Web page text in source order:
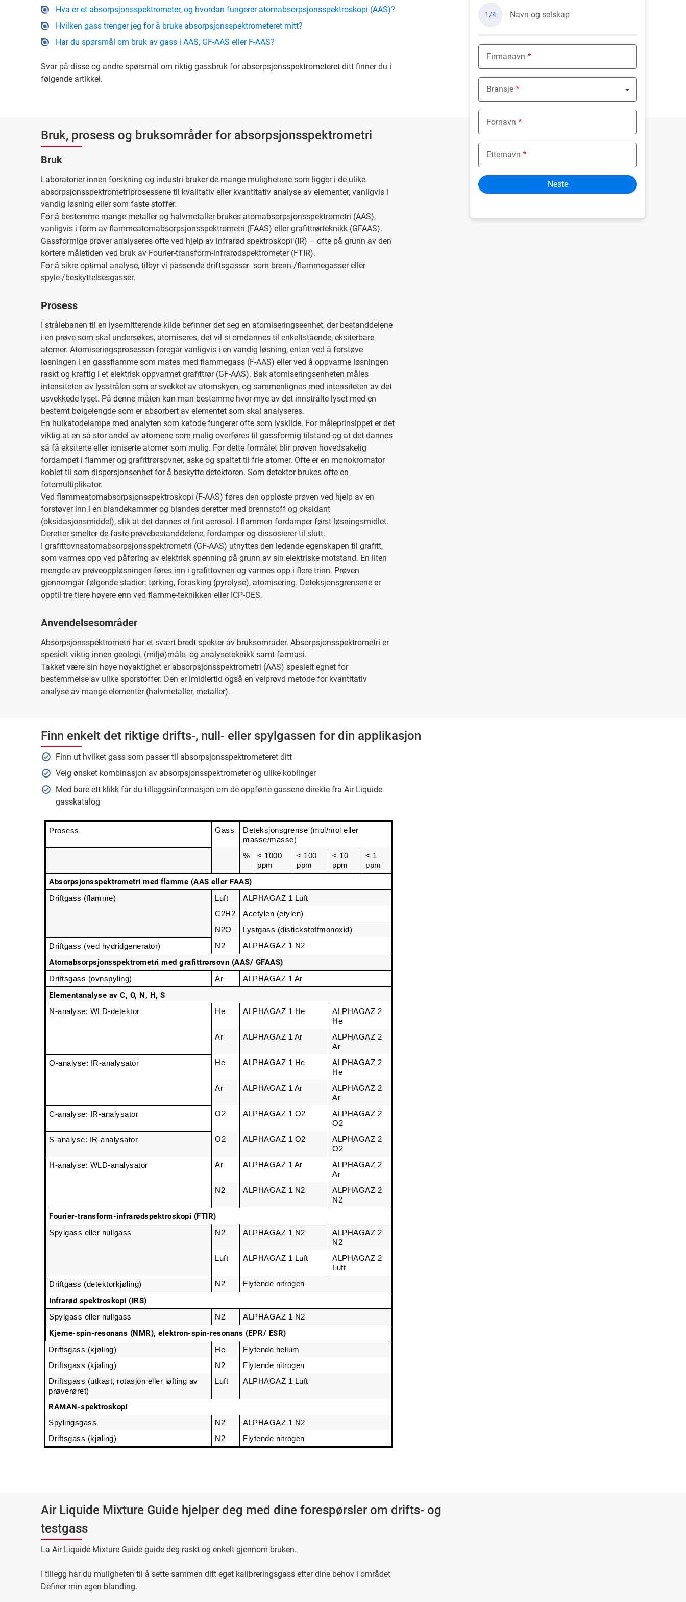
Hva er et absorpsjonsspektrometer, og hvordan fungerer atomabsorpsjonsspektroskopi (AAS)?
Hvilken gass trenger jeg for å bruke absorpsjonsspektrometeret mitt?
Har du spørsmål om bruk av gass i AAS, GF-AAS eller F-AAS?
Svar på disse og andre spørsmål om riktig gassbruk for absorpsjonsspektrometeret ditt finner du i
følgende artikkel.
Bruk, prosess og bruksområder for absorpsjonsspektrometri
Bruk
Laboratorier innen forskning og industri bruker de mange mulighetene som ligger i de ulike
absorpsjonsspektrometriprosessene til kvalitativ eller kvantitativ analyse av elementer, vanligvis i
vandig løsning eller som faste stoffer.
For å bestemme mange metaller og halvmetaller brukes atomabsorpsjonsspektrometri (AAS),
vanligvis i form av flammeatomabsorpsjonsspektrometri (FAAS) eller grafittrørteknikk (GFAAS).
Gassformige prøver analyseres ofte ved hjelp av infrarød spektroskopi (IR) – ofte på grunn av den
kortere måletiden ved bruk av Fourier-transform-infrarødspektrometer (FTIR).
For å sikre optimal analyse, tilbyr vi passende driftsgasser som brenn-/flammegasser eller
spyle-/beskyttelsesgasser.
Prosess
I strålebanen til en lysemitterende kilde befinner det seg en atomiseringseenhet, der bestanddelene
i en prøve som skal undersøkes, atomiseres, det vil si omdannes til enkeltstående, eksiterbare
atomer. Atomiseringsprosessen foregår vanligvis i en vandig løsning, enten ved å forstøve
løsningen i en gassflamme som mates med flammegass (F-AAS) eller ved å oppvarme løsningen
raskt og kraftig i et elektrisk oppvarmet grafittrør (GF-AAS). Bak atomiseringsenheten måles
intensiteten av lysstrålen som er svekket av atomskyen, og sammenlignes med intensiteten av det
usvekkede lyset. På denne måten kan man bestemme hvor mye av det innstrålte lyset med en
bestemt bølgelengde som er absorbert av elementet som skal analyseres.
En hulkatodelampe med analyten som katode fungerer ofte som lyskilde. For måleprinsippet er det
viktig at en så stor andel av atomene som mulig overføres til gassformig tilstand og at det dannes
så få eksiterte eller ioniserte atomer som mulig. For dette formålet blir prøven hovedsakelig
fordampet i flammer og grafittrørsovner, aske og spaltet til frie atomer. Ofte er en monokromator
koblet til som dispersjonsenhet for å beskytte detektoren. Som detektor brukes ofte en
fotomultiplikator.
Ved flammeatomabsorpsjonsspektroskopi (F-AAS) føres den oppløste prøven ved hjelp av en
forstøver inn i en blandekammer og blandes deretter med brennstoff og oksidant
(oksidasjonsmiddel), slik at det dannes et fint aerosol. I flammen fordamper først løsningsmidlet.
Deretter smelter de faste prøvebestanddelene, fordamper og dissosierer til slutt.
I grafittovnsatomabsorpsjonsspektrometri (GF-AAS) utnyttes den ledende egenskapen til grafitt,
som varmes opp ved påføring av elektrisk spenning på grunn av sin elektriske motstand. En liten
mengde av prøveoppløsningen føres inn i grafittovnen og varmes opp i flere trinn. Prøven
gjennomgår følgende stadier: tørking, forasking (pyrolyse), atomisering. Deteksjonsgrensene er
opptil tre tiere høyere enn ved flamme-teknikken eller ICP-OES.
Anvendelsesområder
Absorpsjonsspektrometri har et svært bredt spekter av bruksområder. Absorpsjonsspektrometri er
spesielt viktig innen geologi, (miljø)måle- og analyseteknikk samt farmasi.
Takket være sin høye nøyaktighet er absorpsjonsspektrometri (AAS) spesielt egnet for
bestemmelse av ulike sporstoffer. Den er imidlertid også en velprøvd metode for kvantitativ
analyse av mange elementer (halvmetaller, metaller).
Finn enkelt det riktige drifts-, null- eller spylgassen for din applikasjon
Finn ut hvilket gass som passer til absorpsjonsspektrometeret ditt
Velg ønsket kombinasjon av absorpsjonsspektrometer og ulike koblinger
Med bare ett klikk får du tilleggsinformasjon om de oppførte gassene direkte fra Air Liquide
gasskatalog
Prosess Gass
Deteksjonsgrense (mol/mol eller
masse/masse)
%
< 1000
ppm
< 100
ppm
< 10
ppm
< 1
ppm
Absorpsjonsspektrometri med flamme (AAS eller FAAS)
Driftgass (flamme) Luft
ALPHAGAZ 1 Luft
C2H2
Acetylen (etylen)
N2O
Lystgass (distickstoffmonoxid)
Driftgass (ved hydridgenerator)
N2 ALPHAGAZ 1 N2
Atomabsorpsjonsspektrometri med grafittrørsovn (AAS/ GFAAS)
Driftsgass (ovnspyling) Ar ALPHAGAZ 1 Ar
Elementanalyse av C, O, N, H, S
N-analyse: WLD-detektor He ALPHAGAZ 1 He
ALPHAGAZ 2
He
Ar
ALPHAGAZ 1 Ar
ALPHAGAZ 2
Ar
O-analyse: IR-analysator
He ALPHAGAZ 1 He
ALPHAGAZ 2
He
Ar
ALPHAGAZ 1 Ar
ALPHAGAZ 2
Ar
C-analyse: IR-analysator
O2 ALPHAGAZ 1 O2
ALPHAGAZ 2
O2
S-analyse: IR-analysator
O2 ALPHAGAZ 1 O2
ALPHAGAZ 2
O2
H-analyse: WLD-analysator
Ar ALPHAGAZ 1 Ar
ALPHAGAZ 2
Ar
N2
ALPHAGAZ 1 N2
ALPHAGAZ 2
N2
Fourier-transform-infrarødspektroskopi (FTIR)
Spylgass eller nullgass N2 ALPHAGAZ 1 N2
ALPHAGAZ 2
N2
Luft
ALPHAGAZ 1 Luft
ALPHAGAZ 2
Luft
Driftgass (detektorkjøling)
N2 Flytende nitrogen
Infrarød spektroskopi (IRS)
Spylgass eller nullgass N2 ALPHAGAZ 1 N2
Kjerne-spin-resonans (NMR), elektron-spin-resonans (EPR/ ESR)
Driftsgass (kjøling) He
Flytende helium
Driftsgass (kjøling)
N2
Flytende nitrogen
Driftsgass (utkast, rotasjon eller løfting av
prøverøret)
Luft ALPHAGAZ 1 Luft
RAMAN-spektroskopi
Spylingsgass N2
ALPHAGAZ 1 N2
Driftsgass (kjøling)
N2 Flytende nitrogen
Air Liquide Mixture Guide hjelper deg med dine forespørsler om drifts- og
testgass
La Air Liquide Mixture Guide guide deg raskt og enkelt gjennom bruken.
I tillegg har du muligheten til å sette sammen ditt eget kalibreringsgass etter dine behov i området
Definer min egen blanding.
1/4 Navn og selskap
Firmanavn
Bransje
Nothing selected
Fornavn
Etternavn